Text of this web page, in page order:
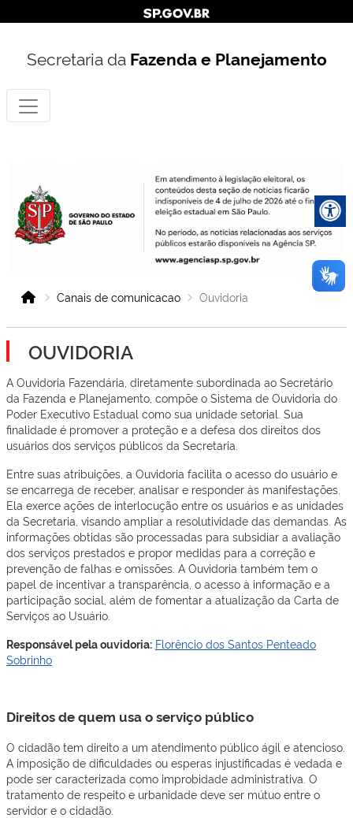
Secretaria da Fazenda e Planejamento
Canais de comunicacao Ouvidoria
OUVIDORIA
A Ouvidoria Fazendária, diretamente subordinada ao Secretário
da Fazenda e Planejamento, compõe o Sistema de Ouvidoria do
Poder Executivo Estadual como sua unidade setorial. Sua
finalidade é promover a proteção e a defesa dos direitos dos
usuários dos serviços públicos da Secretaria.
Entre suas atribuições, a Ouvidoria facilita o acesso do usuário e
se encarrega de receber, analisar e responder às manifestações.
Ela exerce ações de interlocução entre os usuários e as unidades
da Secretaria, visando ampliar a resolutividade das demandas. As
informações obtidas são processadas para subsidiar a avaliação
dos serviços prestados e propor medidas para a correção e
prevenção de falhas e omissões. A Ouvidoria também tem o
papel de incentivar a transparência, o acesso à informação e a
participação social, além de fomentar a atualização da Carta de
Serviços ao Usuário.
Responsável pela ouvidoria: Florêncio dos Santos Penteado
Sobrinho
Direitos de quem usa o serviço público
O cidadão tem direito a um atendimento público ágil e atencioso.
A imposição de dificuldades ou esperas injustificadas é vedada e
pode ser caracterizada como improbidade administrativa. O
tratamento de respeito e urbanidade deve ser mútuo entre o
servidor e o cidadão.